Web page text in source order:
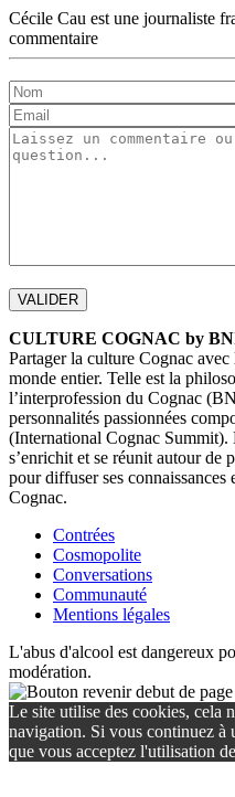
Cécile Cau est une journaliste
commentaire
CULTURE COGNAC by
Partager la culture Cognac avec
monde entier. Telle est la
l’interprofession du Cognac
personnalités passionnées
(International Cognac Summit).
s’enrichit et se réunit autour de
pour diffuser ses
Cognac.
Contrées
Cosmopolite
Conversations
Communauté
Mentions légales
L'abus d'alcool est dangereux
modération.
Le site utilise des cookies, cela
navigation. Si vous continuez à
que vous acceptez l'utilisation